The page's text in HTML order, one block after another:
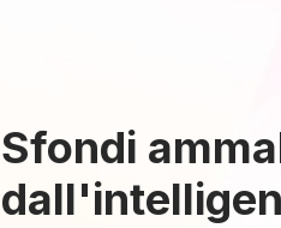
Sfondi